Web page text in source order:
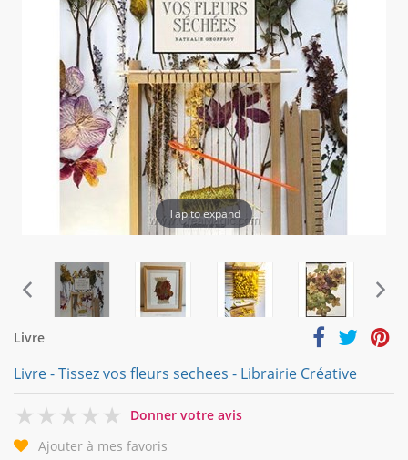
Tap to expand
Livre
Livre - Tissez vos fleurs sechees - Librairie Créative
0
Donner votre avis
Ajouter à mes favoris